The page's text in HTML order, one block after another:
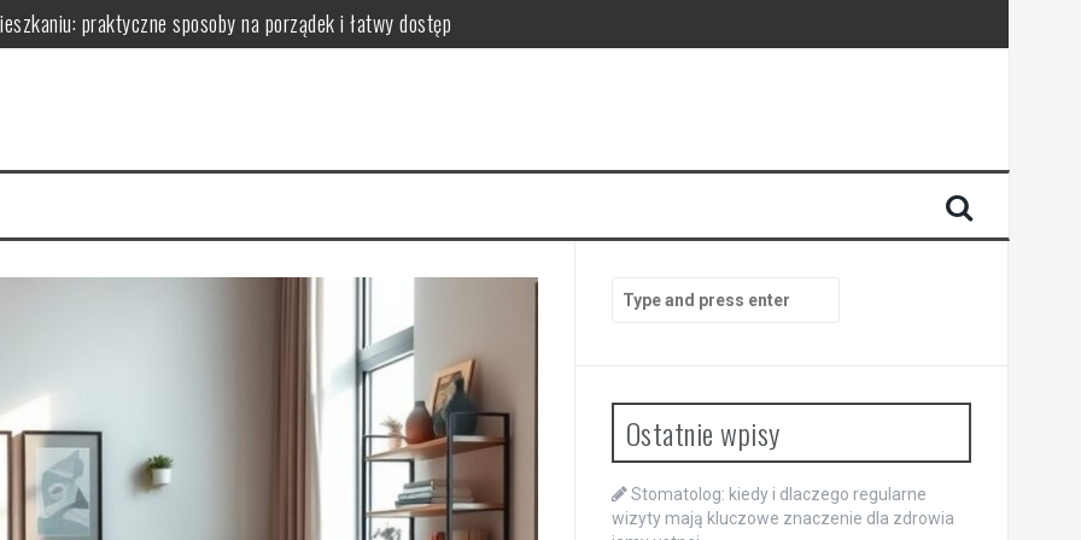
praktyczne sposoby na porządek i łatwy dostęp
wybrać i zamontować funkcjonalną przegrodę ze szkła hartowanego
dodają przestrzeni, a kiedy mogą przeszkadzać?
– praktyczne porady wyboru, montażu i aranżacji przestrzeni
for:
Ostatnie wpisy
Stomatolog: kiedy i dlaczego regularne
wizyty mają kluczowe znaczenie dla zdrowia